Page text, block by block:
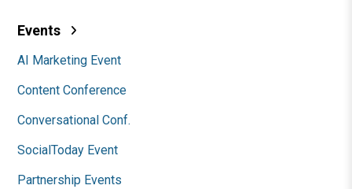
Events
AI Marketing Event
Content Conference
Conversational Conf.
SocialToday Event
Partnership Events